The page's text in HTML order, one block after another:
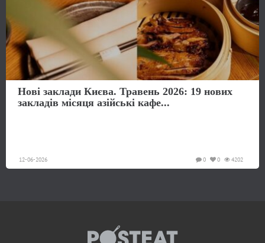
Нові заклади Києва. Травень 2026: 19 нових
закладів місяця азійські кафе...
12-06-2026 4202
0
0